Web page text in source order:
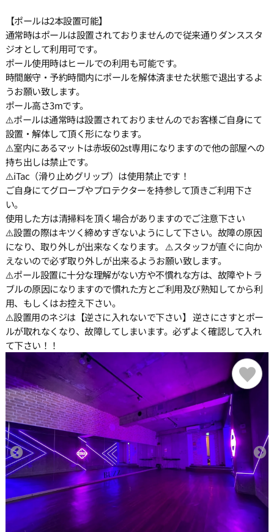
【ポールは2本設置可能】
通常時はポールは設置されておりませんので従来通りダンススタ
ジオとして利用可です。
ポール使用時はヒールでの利用も可能です。
時間厳守・予約時間内にポールを解体済ませた状態で退出するよ
うお願い致します。
ポール高さ3mです。
⚠️ポールは通常時は設置されておりませんのでお客様ご自身にて
設置・解体して頂く形になります。
⚠️室内にあるマットは赤坂602st専用になりますので他の部屋への
持ち出しは禁止です。
⚠️iTac（滑り止めグリップ）は使用禁止です！
ご自身にてグローブやプロテクターを持参して頂きご利用下さ
い。
使用した方は清掃料を頂く場合がありますのでご注意下さい
⚠️設置の際はキツく締めすぎないようにして下さい。故障の原因
になり、取り外しが出来なくなります。 ⚠️スタッフが直ぐに向か
えないので必ず取り外しが出来るようお願い致します。
⚠️ポール設置に十分な理解がない方や不慣れな方は、故障やトラ
ブルの原因になりますので慣れた方とご利用及び熟知してから利
用、もしくはお控え下さい。
⚠️設置用のネジは【逆さに入れないで下さい】 逆さにさすとポー
ルが取れなくなり、故障してしまいます。必ずよく確認して入れ
て下さい！！